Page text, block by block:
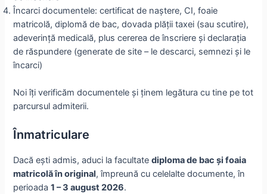
Încarci documentele: certificat de naștere, CI, foaie
matricolă, diplomă de bac, dovada plății taxei (sau scutire),
adeverință medicală, plus cererea de înscriere și declarația
de răspundere (generate de site – le descarci, semnezi și le
încarci)
Noi îți verificăm documentele și ținem legătura cu tine pe tot
parcursul admiterii.
Înmatriculare
Dacă ești admis, aduci la facultatediploma de bac și foaia
matricolă în original, împreună cu celelalte documente, în
perioada1 – 3 august 2026.